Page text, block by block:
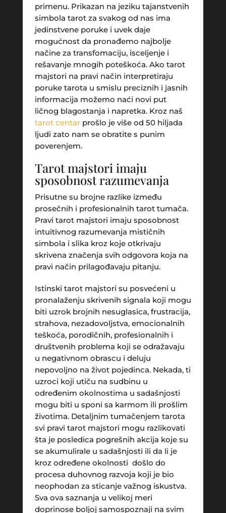
primenu. Prikazan na jeziku tajanstvenih
simbola tarot za svakog od nas ima
jedinstvene poruke i uvek daje
mogućnost da pronađemo najbolje
načine za transfomaciju, isceljenje i
rešavanje mnogih poteškoća. Ako tarot
majstori na pravi način interpretiraju
poruke tarota u smislu preciznih i jasnih
informacija možemo naći novi put
ličnog blagostanja i napretka. Kroz naš
tarot centarprošlo je više od 50 hiljada
ljudi zato nam se obratite s punim
poverenjem.
Tarot majstori imaju
sposobnost razumevanja
Prisutne su brojne razlike između
prosečnih i profesionalnih tarot tumača.
Pravi tarot majstori imaju sposobnost
intuitivnog razumevanja mističnih
simbola i slika kroz koje otkrivaju
skrivena značenja svih odgovora koja na
pravi način prilagođavaju pitanju.
Istinski tarot majstori su posvećeni u
pronalaženju skrivenih signala koji mogu
biti uzrok brojnih nesuglasica, frustracija,
strahova, nezadovoljstva, emocionalnih
teškoća, porodičnih, profesionalnih i
društvenih problema koji se odražavaju
u negativnom obrascu i deluju
nepovoljno na život pojedinca. Nekada, ti
uzroci koji utiču na sudbinu u
određenim okolnostima u sadašnjosti
mogu biti u sponi sa karmom ili prošlim
životima. Detaljnim tumačenjem tarota
svi pravi tarot majstori mogu razlikovati
šta je posledica pogrešnih akcija koje su
se akumulirale u sadašnjosti ili da li je
kroz određene okolnosti došlo do
procesa duhovnog razvoja koji je bio
neophodan za sticanje važnog iskustva.
Sva ova saznanja u velikoj meri
doprinose boljoj samospoznaji na svim